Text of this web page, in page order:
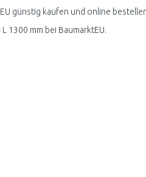
günstig kaufen und online
1300 mm bei BaumarktEU.